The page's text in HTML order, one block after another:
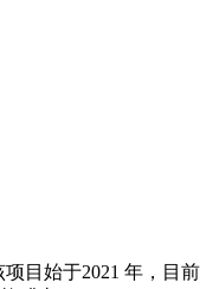
目始于2021 年，目前